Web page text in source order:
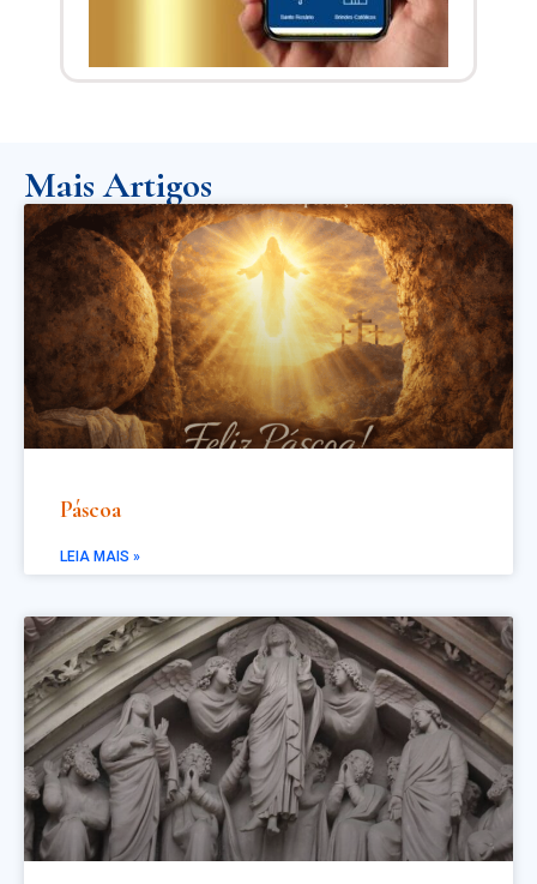
Mais Artigos
Páscoa
LEIA MAIS »